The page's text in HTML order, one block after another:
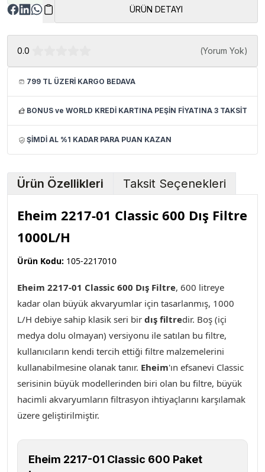
ÜRÜN DETAYI
0.0 (Yorum Yok)
799 TL ÜZERİ KARGO BEDAVA
BONUS ve WORLD KREDİ KARTINA PEŞİN FİYATINA 3 TAKSİT
ŞİMDİ AL %1 KADAR PARA PUAN KAZAN
Ürün Özellikleri Taksit Seçenekleri
Eheim 2217-01 Classic 600 Dış Filtre
1000L/H
Ürün Kodu: 105-2217010
Eheim 2217-01 Classic 600 Dış Filtre, 600 litreye
kadar olan büyük akvaryumlar için tasarlanmış, 1000
L/H debiye sahip klasik seri bir dış filtredir. Boş (içi
medya dolu olmayan) versiyonu ile satılan bu filtre,
kullanıcıların kendi tercih ettiği filtre malzemelerini
kullanabilmesine olanak tanır. Eheim'ın efsanevi Classic
serisinin büyük modellerinden biri olan bu filtre, büyük
hacimli akvaryumların filtrasyon ihtiyaçlarını karşılamak
üzere geliştirilmiştir.
Eheim 2217-01 Classic 600 Paket